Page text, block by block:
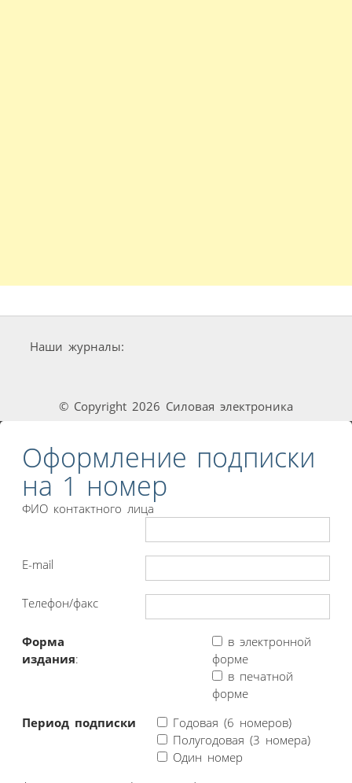
Наши журналы:
© Copyright 2026 Силовая электроника
Оформление подписки
на 1 номер
ФИО контактного лица
E-mail
Телефон/факс
Форма
издания:
в электронной
форме
в печатной
форме
Период подписки
Годовая (6 номеров)
Полугодовая (3 номера)
Один номер